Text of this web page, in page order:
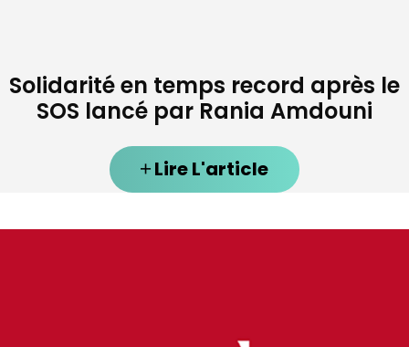
Solidarité en temps record après le
SOS lancé par Rania Amdouni
Lire L'article